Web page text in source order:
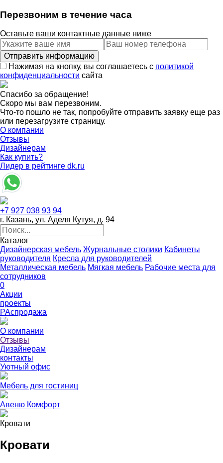
Перезвоним в течение часа
Оставьте ваши контактные данные ниже
Нажимая на кнопку, вы соглашаетесь с политикой
конфиденциальности сайта
Спасибо за обращение!
Скоро мы вам перезвоним.
Что-то пошло не так, попробуйте отправить заявку еще раз
или перезагрузите страницу.
О компании
Отзывы
Дизайнерам
Как купить?
Лидер в рейтинге dk.ru
+7 927 038 93 94
г. Казань, ул. Аделя Кутуя, д. 94
Каталог
Дизайнерская мебель Журнальные столики Кабинеты
руководителя Кресла для руководителей
Металлическая мебель Мягкая мебель Рабочие места для
сотрудников
0
Акции
проекты
РАспродажа
О компании
Отзывы
Дизайнерам
контакты
Уютный офис
Мебель для гостиниц
Авеню Комфорт
Кровати
Кровати